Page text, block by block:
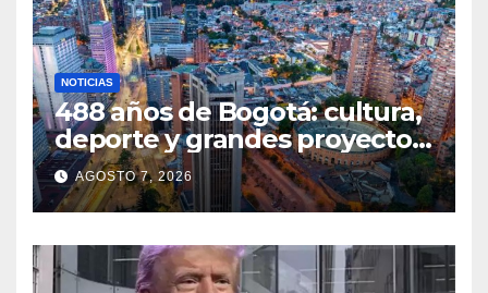
NOTICIAS
488 años de Bogotá: cultura,
deporte y grandes proyectos
marcan el aniversario de la
capital
AGOSTO 7, 2026